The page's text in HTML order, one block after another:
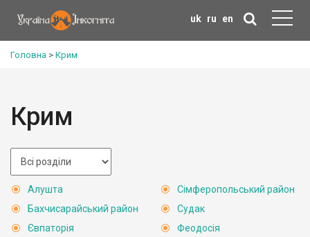
uk ru en
Головна > Крим
Крим
Алушта
Бахчисарайський район
Євпаторія
Сімферопольський район
Судак
Феодосія